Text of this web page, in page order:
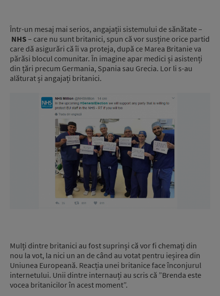
Într-un mesaj mai serios, angajații sistemului de sănătate –
NHS– care nu sunt britanici, spun că vor susține orice partid
care dă asigurări că îi va proteja, după ce Marea Britanie va
părăsi blocul comunitar. În imagine apar medici și asistenți
din țări precum Germania, Spania sau Grecia. Lor li s-au
alăturat și angajați britanici.
Mulți dintre britanici au fost suprinși că vor fi chemați din
nou la vot, la nici un an de când au votat pentru ieșirea din
Uniunea Europeană. Reacția unei britanice face înconjurul
internetului. Unii dintre internauți au scris că ”Brenda este
vocea britanicilor în acest moment”.